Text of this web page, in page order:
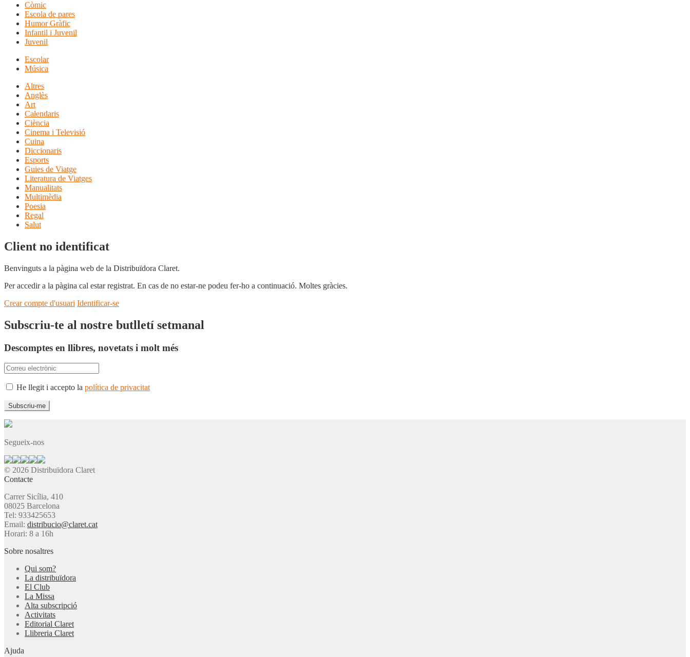
Còmic
Escola de pares
Humor Gràfic
Infantil i Juvenil
Juvenil
Escolar
Música
Altres
Anglès
Art
Calendaris
Ciència
Cinema i Televisió
Cuina
Diccionaris
Esports
Guies de Viatge
Literatura de Viatges
Manualitats
Multimèdia
Poesia
Regal
Salut
Client no identificat
Benvinguts a la pàgina web de la Distribuïdora Claret.
Per accedir a la pàgina cal estar registrat. En cas de no estar-ne podeu fer-ho a continuació. Moltes gràcies.
Crear compte d'usuari Identificar-se
Subscriu-te al nostre butlletí setmanal
Descomptes en llibres, novetats i molt més
He llegit i accepto la política de privacitat
Segueix-nos
© 2026 Distribuïdora Claret
Contacte
Carrer Sicília, 410
08025 Barcelona
Tel: 933425653
Email: distribucio@claret.cat
Horari: 8 a 16h
Sobre nosaltres
Qui som?
La distribuïdora
El Club
La Missa
Alta subscripció
Activitats
Editorial Claret
Llibreria Claret
Ajuda